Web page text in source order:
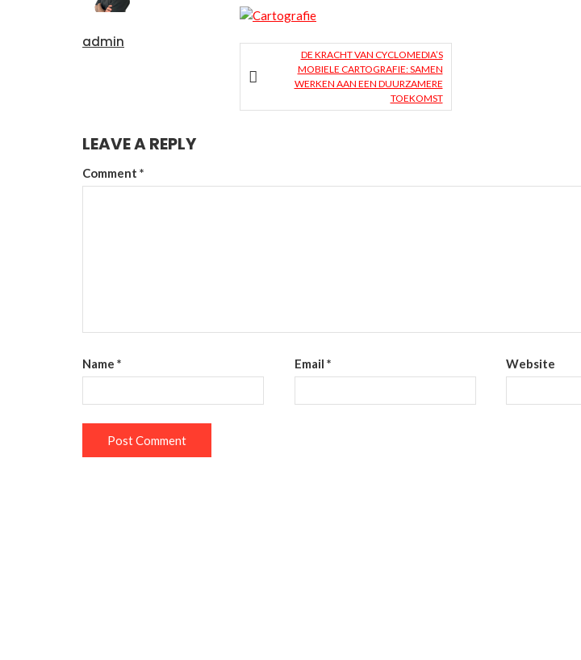
admin
DE KRACHT VAN CYCLOMEDIA’S
MOBIELE CARTOGRAFIE: SAMEN
WERKEN AAN EEN DUURZAMERE
TOEKOMST
LEAVE A REPLY
Comment *
Name * Email * Website